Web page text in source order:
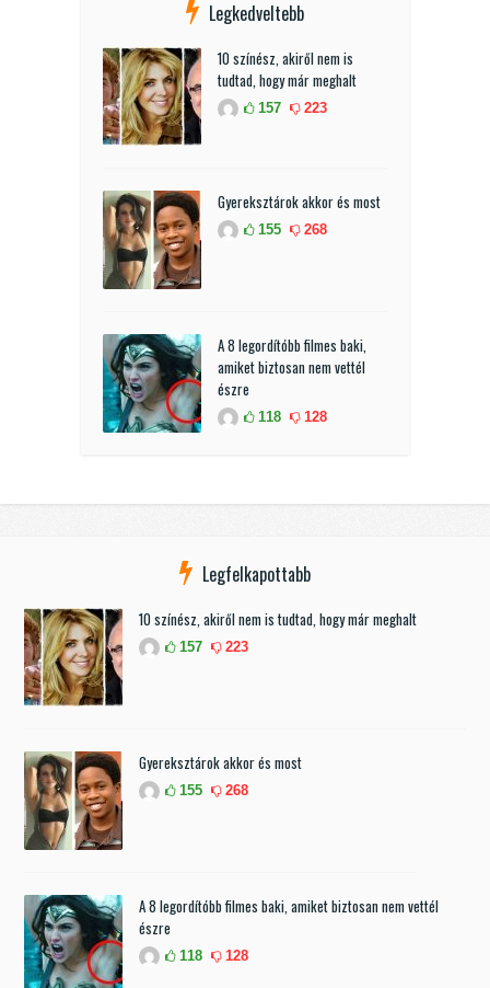
Legkedveltebb
10 színész, akiről nem is
tudtad, hogy már meghalt
157 223
Gyereksztárok akkor és most
155 268
A 8 legordítóbb filmes baki,
amiket biztosan nem vettél
észre
118 128
Legfelkapottabb
10 színész, akiről nem is tudtad, hogy már meghalt
157 223
Gyereksztárok akkor és most
155 268
A 8 legordítóbb filmes baki, amiket biztosan nem vettél
észre
118 128